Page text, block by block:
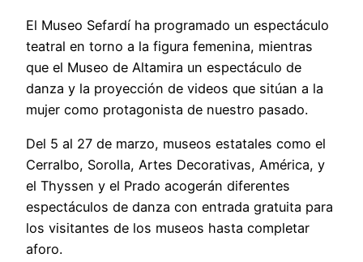
El Museo Sefardí ha programado un espectáculo
teatral en torno a la figura femenina, mientras
que el Museo de Altamira un espectáculo de
danza y la proyección de videos que sitúan a la
mujer como protagonista de nuestro pasado.
Del 5 al 27 de marzo, museos estatales como el
Cerralbo, Sorolla, Artes Decorativas, América, y
el Thyssen y el Prado acogerán diferentes
espectáculos de danza con entrada gratuita para
los visitantes de los museos hasta completar
aforo.